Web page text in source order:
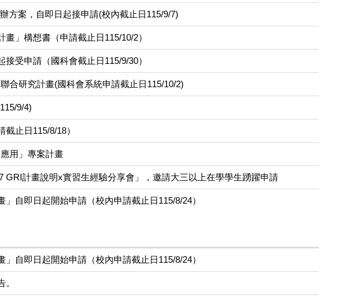
方案，自即日起接申請(校內截止日115/9/7)
」構想書（申請截止日115/10/2）
受申請（國科會截止日115/9/30）
合研究計畫(國科會系統申請截止日115/10/2)
9/4)
止日115/8/18）
用」專案計畫
計畫說明x實習生經驗分享會」，邀請大三以上在學學生踴躍申請
自即日起開始申請（校內申請截止日115/8/24）
自即日起開始申請（校內申請截止日115/8/24）